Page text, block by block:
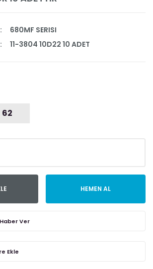
680MF SERISI
11-3804 10D22 10 ADET
62
HEMEN AL
Ver